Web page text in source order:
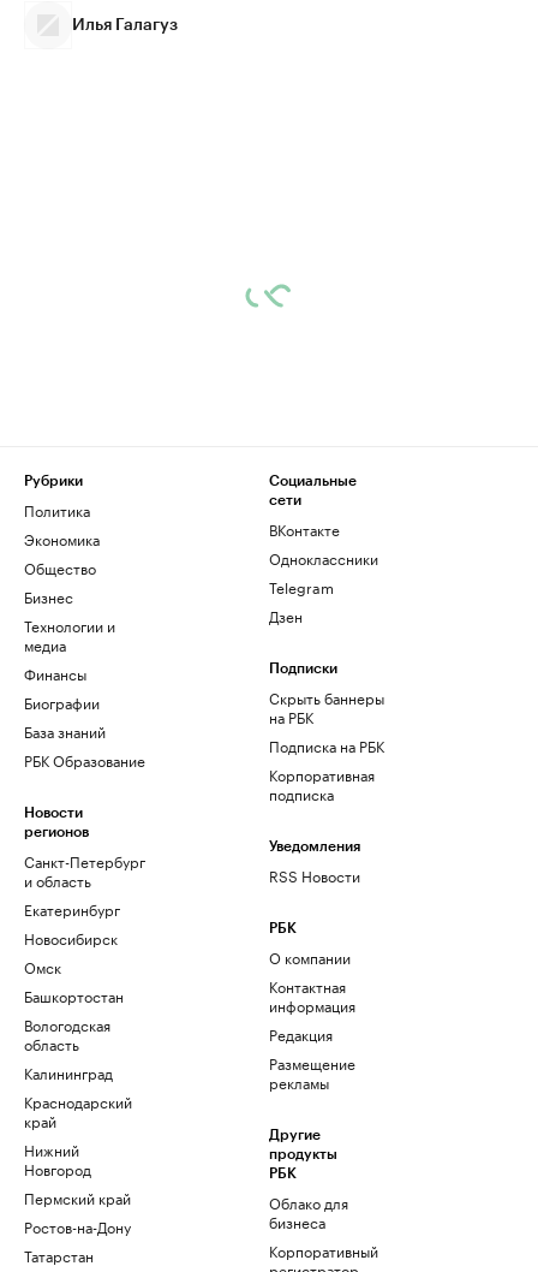
Илья Галагуз
Рубрики
Политика
Экономика
Общество
Бизнес
Технологии и
медиа
Финансы
Биографии
База знаний
РБК Образование
Новости
регионов
Санкт-Петербург
и область
Екатеринбург
Новосибирск
Омск
Башкортостан
Вологодская
область
Калининград
Краснодарский
край
Нижний
Новгород
Пермский край
Ростов-на-Дону
Татарстан
Социальные
сети
ВКонтакте
Одноклассники
Telegram
Дзен
Подписки
Скрыть баннеры
на РБК
Подписка на РБК
Корпоративная
подписка
Уведомления
RSS Новости
РБК
О компании
Контактная
информация
Редакция
Размещение
рекламы
Другие
продукты
РБК
Облако для
бизнеса
Корпоративный